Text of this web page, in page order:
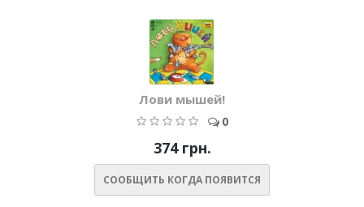
Лови мышей!
0
374 грн.
СООБЩИТЬ КОГДА ПОЯВИТСЯ